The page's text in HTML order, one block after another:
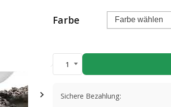
Farbe
1
Sichere Bezahlung: